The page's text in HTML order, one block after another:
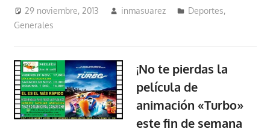
29 noviembre, 2013 inmasuarez Deportes,
Generales
¡No te pierdas la
película de
animación «Turbo»
este fin de semana